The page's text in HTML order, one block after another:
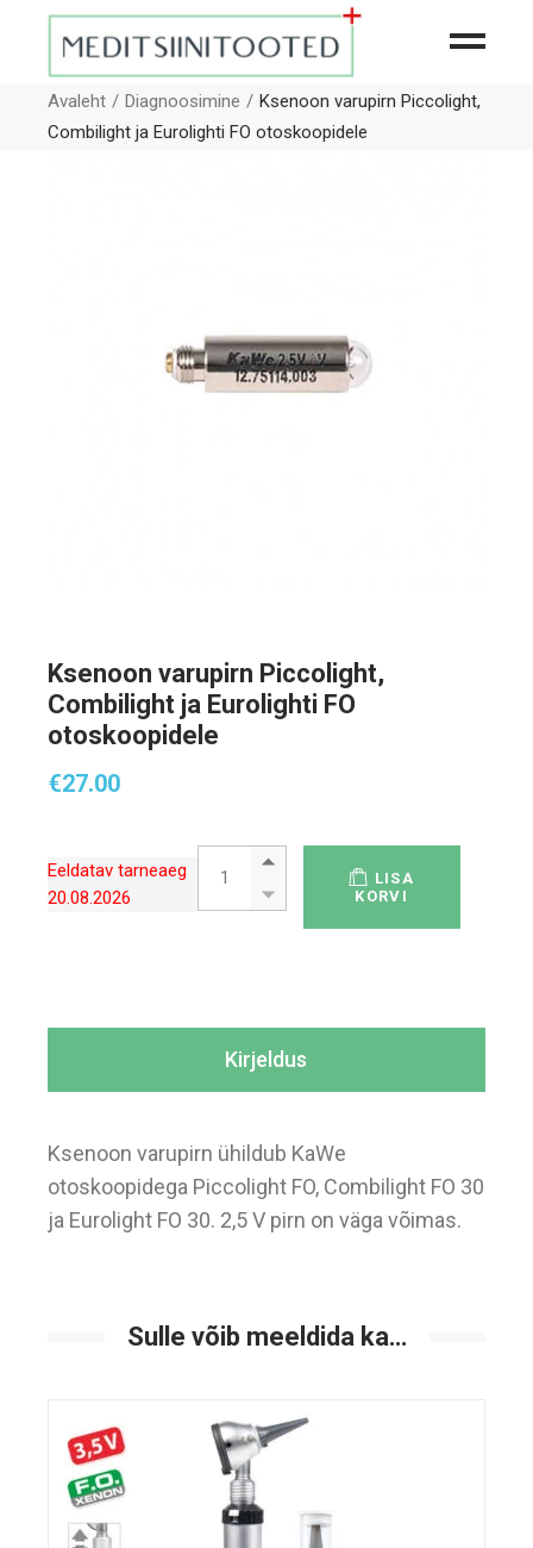
Avaleht Diagnoosimine
Ksenoon varupirn Piccolight,
Combilight ja Eurolighti FO otoskoopidele
Ksenoon varupirn Piccolight,
Combilight ja Eurolighti FO
otoskoopidele
€27.00
Eeldatav tarneaeg
20.08.2026
Ksenoon varupirn Piccolight, Combilight
LISA
KORVI
Kirjeldus
Ksenoon varupirn ühildub KaWe
otoskoopidega Piccolight FO, Combilight FO 30
ja Eurolight FO 30. 2,5 V pirn on väga võimas.
Sulle võib meeldida ka…